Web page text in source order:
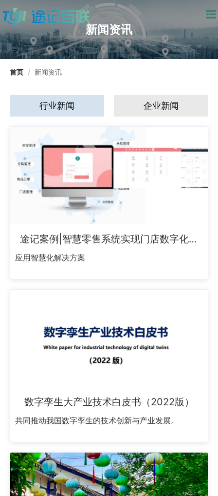
新闻资讯
首页 / 新闻资讯
行业新闻 企业新闻
途记案例|智慧零售系统实现门店数字化，
赋能景区零售业态
应用智慧化解决方案
数字孪生大产业技术白皮书（2022版）
共同推动我国数字孪生的技术创新与产业发展。